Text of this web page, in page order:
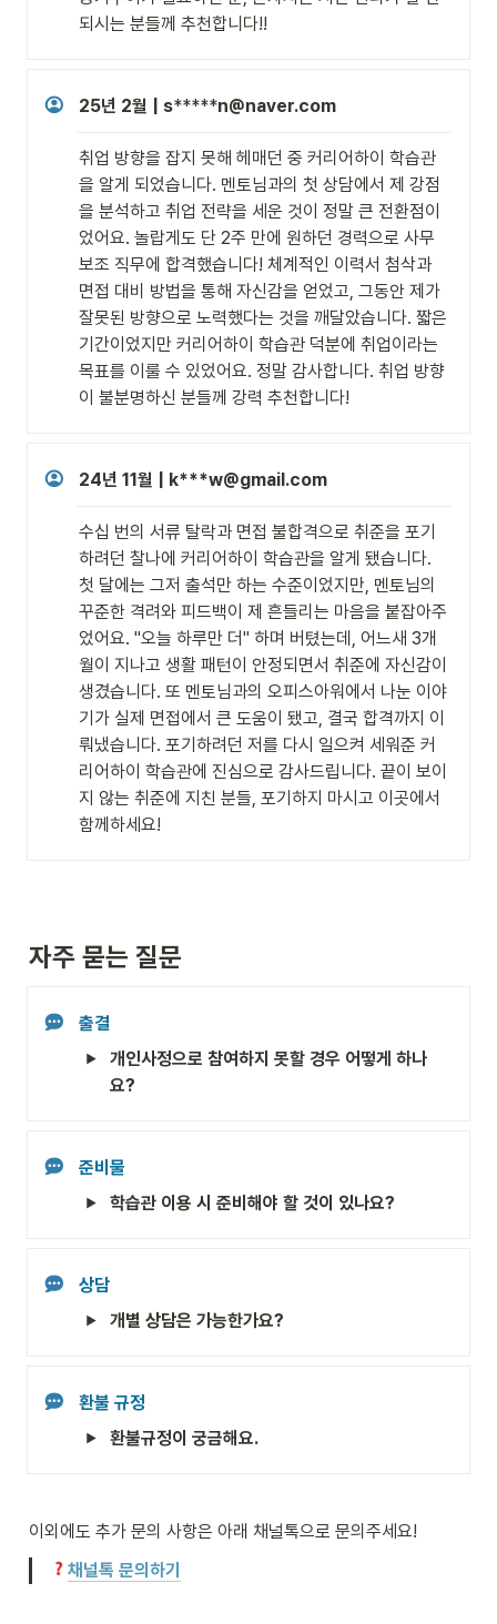
되시는 분들께 추천합니다!!
25년 2월 | s*****n@naver.com
취업 방향을 잡지 못해 헤매던 중 커리어하이 학습관
을 알게 되었습니다. 멘토님과의 첫 상담에서 제 강점
을 분석하고 취업 전략을 세운 것이 정말 큰 전환점이
었어요. 놀랍게도 단 2주 만에 원하던 경력으로 사무
보조 직무에 합격했습니다! 체계적인 이력서 첨삭과
면접 대비 방법을 통해 자신감을 얻었고, 그동안 제가
잘못된 방향으로 노력했다는 것을 깨달았습니다. 짧은
기간이었지만 커리어하이 학습관 덕분에 취업이라는
목표를 이룰 수 있었어요. 정말 감사합니다. 취업 방향
이 불분명하신 분들께 강력 추천합니다!
24년 11월 | k***w@gmail.com
수십 번의 서류 탈락과 면접 불합격으로 취준을 포기
하려던 찰나에 커리어하이 학습관을 알게 됐습니다.
첫 달에는 그저 출석만 하는 수준이었지만, 멘토님의
꾸준한 격려와 피드백이 제 흔들리는 마음을 붙잡아주
었어요. "오늘 하루만 더" 하며 버텼는데, 어느새 3개
월이 지나고 생활 패턴이 안정되면서 취준에 자신감이
생겼습니다. 또 멘토님과의 오피스아워에서 나눈 이야
기가 실제 면접에서 큰 도움이 됐고, 결국 합격까지 이
뤄냈습니다. 포기하려던 저를 다시 일으켜 세워준 커
리어하이 학습관에 진심으로 감사드립니다. 끝이 보이
지 않는 취준에 지친 분들, 포기하지 마시고 이곳에서
함께하세요!
자주 묻는 질문
출결
개인사정으로 참여하지 못할 경우 어떻게 하나
요?
준비물
학습관 이용 시 준비해야 할 것이 있나요?
상담
개별 상담은 가능한가요?
환불 규정
환불규정이 궁금해요.
이외에도 추가 문의 사항은 아래 채널톡으로 문의주세요!
채널톡 문의하기